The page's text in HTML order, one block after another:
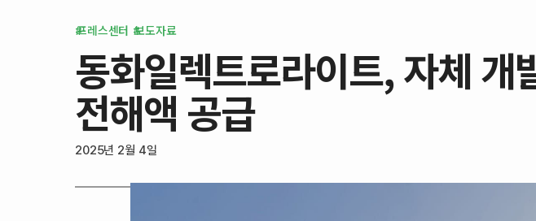
프레스센터 보도자료
동화일렉트로라이트, 자체
전해액 공급
2025년 2월 4일